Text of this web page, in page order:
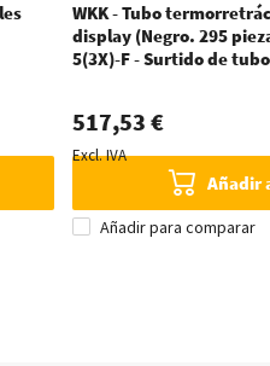
WKK - Tubo
display (Negro. 295
5(3X)-F - Surtido de
517,53 €
Excl. IVA
Añadir
Añadir para comparar